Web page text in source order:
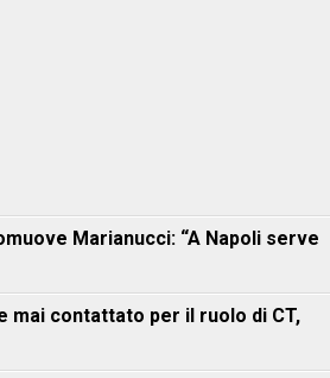
Marianucci: “A Napoli serve
mai contattato per il ruolo di CT,